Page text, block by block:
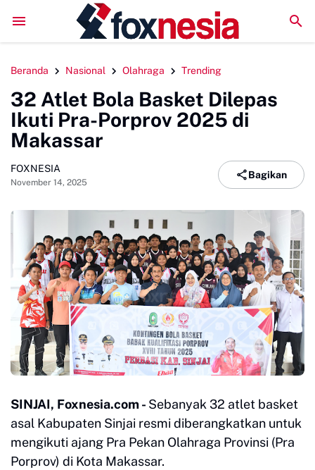
Perkuat Kolaborasi Pengembangan Pariwisata Berkelanjutan,
Beranda Nasional Olahraga Trending
32 Atlet Bola Basket Dilepas
Ikuti Pra-Porprov 2025 di
Makassar
FOXNESIA
November 14, 2025
Bagikan
SINJAI, Foxnesia.com - Sebanyak 32 atlet basket
asal Kabupaten Sinjai resmi diberangkatkan untuk
mengikuti ajang Pra Pekan Olahraga Provinsi (Pra
Porprov) di Kota Makassar.